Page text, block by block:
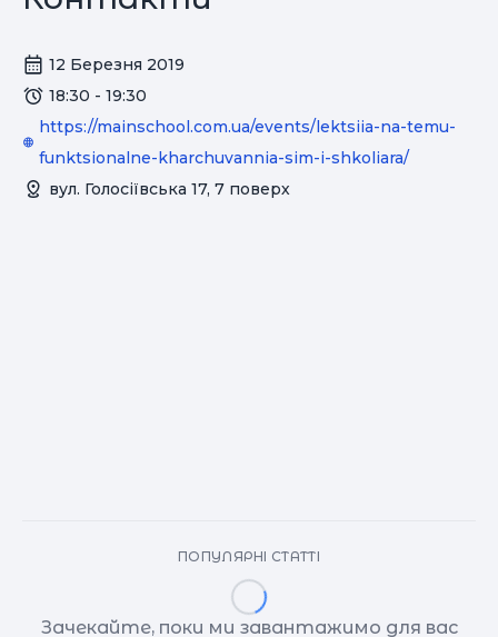
12 Березня 2019
18:30 - 19:30
https://mainschool.com.ua/events/lektsiia-na-temu-
funktsionalne-kharchuvannia-sim-i-shkoliara/
вул. Голосіївська 17, 7 поверх
ПОПУЛЯРНІ СТАТТІ
Зачекайте, поки ми завантажимо для вас